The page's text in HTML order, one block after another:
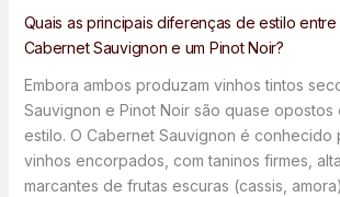
Quais as principais diferenças de estilo entre
Cabernet Sauvignon e um Pinot Noir?
Embora ambos produzam vinhos tintos
Sauvignon e Pinot Noir são quase opostos
estilo. O Cabernet Sauvignon é conhecido
vinhos encorpados, com taninos firmes,
marcantes de frutas escuras (cassis,